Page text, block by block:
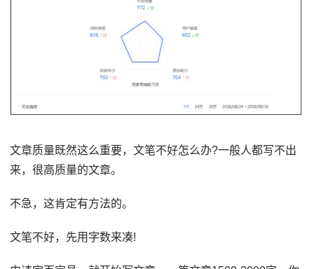
文章质量既然这么重要，文笔不好怎么办?一般人都写不出
来，很高质量的文章。
不急，这肯定有方法的。
文笔不好，先用字数来凑!